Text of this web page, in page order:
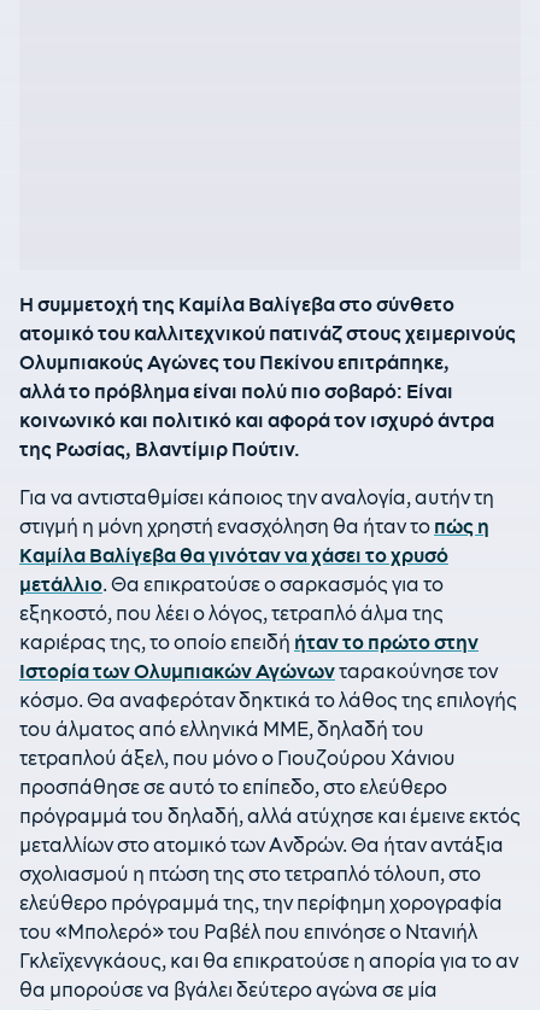
Η συμμετοχή της Καμίλα Βαλίγεβα στο σύνθετο
ατομικό του καλλιτεχνικού πατινάζ στους χειμερινούς
Ολυμπιακούς Αγώνες του Πεκίνου επιτράπηκε,
αλλά το πρόβλημα είναι πολύ πιο σοβαρό: Είναι
κοινωνικό και πολιτικό και αφορά τον ισχυρό άντρα
της Ρωσίας, Βλαντίμιρ Πούτιν.
Για να αντισταθμίσει κάποιος την αναλογία, αυτήν τη
στιγμή η μόνη χρηστή ενασχόληση θα ήταν το πώς η
Καμίλα Βαλίγεβα θα γινόταν να χάσει το χρυσό
μετάλλιο. Θα επικρατούσε ο σαρκασμός για το
εξηκοστό, που λέει ο λόγος, τετραπλό άλμα της
καριέρας της, το οποίο επειδή ήταν το πρώτο στην
Ιστορία των Ολυμπιακών Αγώνωνταρακούνησε τον
κόσμο. Θα αναφερόταν δηκτικά το λάθος της επιλογής
του άλματος από ελληνικά ΜΜΕ, δηλαδή του
τετραπλού άξελ, που μόνο ο Γιουζούρου Χάνιου
προσπάθησε σε αυτό το επίπεδο, στο ελεύθερο
πρόγραμμά του δηλαδή, αλλά ατύχησε και έμεινε εκτός
μεταλλίων στο ατομικό των Ανδρών. Θα ήταν αντάξια
σχολιασμού η πτώση της στο τετραπλό τόλουπ, στο
ελεύθερο πρόγραμμά της, την περίφημη χορογραφία
του «Μπολερό» του Ραβέλ που επινόησε ο Ντανιήλ
Γκλεϊχενγκάους, και θα επικρατούσε η απορία για το αν
θα μπορούσε να βγάλει δεύτερο αγώνα σε μία